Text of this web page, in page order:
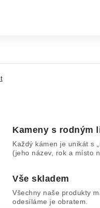
Kameny s rodným
Každý kámen je unikát s
(jeho název, rok a místo
Vše skladem
Všechny naše produkty
odesíláme je obratem.